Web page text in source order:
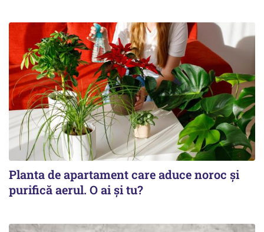
Planta de apartament care aduce noroc și
purifică aerul. O ai și tu?